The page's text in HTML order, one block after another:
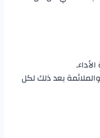
بعد ذلك لكل